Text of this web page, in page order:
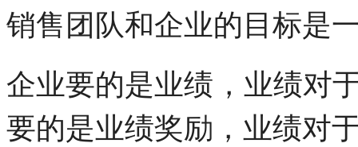
销售团队和企业的目标是
企业要的是业绩，业绩对
要的是业绩奖励，业绩对